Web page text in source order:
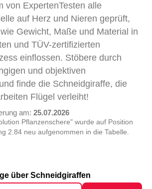
von ExpertenTesten alle
auf Herz und Nieren geprüft,
Gewicht, Maße und Material in
und TÜV-zertifizierten
einflossen. Stöbere durch
und objektiven
finde die Schneidgiraffe, die
Flügel verleiht!
am: 25.07.2026
Pflanzenschere" wurde auf Position
2.84 neu aufgenommen in die Tabelle.
über Schneidgiraffen